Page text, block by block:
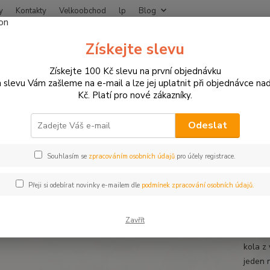
Kontakty Velkoobchod lp Blog
Hledat
Motodoplňky a příslušenství Proužky na ráfky Bílé proužky na ráfek
proužky na ráfek motocyklu
kola z
jeden
Získejte slevu
Získejte 100 Kč slevu na první objednávku
slevu Vám zašleme na e-mail a lze jej uplatnit při objednávce
Kč. Platí pro nové zákazníky.
Odeslat
Souhlasím se zpracováním osobních údajů pro účely registrace.
Přeji si odebírat novinky e-mailem dle podmínek zpracování osobních údajů.
Zavřít